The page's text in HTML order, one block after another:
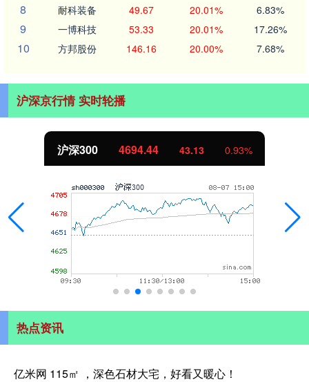
8 耐科装备 49.67 20.01% 6.83%
9 一博科技 53.33 20.01% 17.26%
10 方邦股份 146.16 20.00% 7.68%
沪深京行情 实时轮播
沪深300 4694.44 43.13 0.93%
热点资讯
亿米网 115㎡ ，深色石材大宅，好看又暖心！